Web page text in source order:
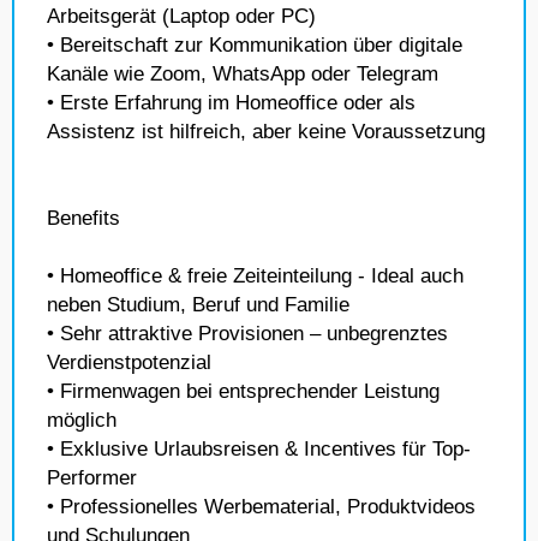
Arbeitsgerät (Laptop oder PC)
• Bereitschaft zur Kommunikation über digitale
Kanäle wie Zoom, WhatsApp oder Telegram
• Erste Erfahrung im Homeoffice oder als
Assistenz ist hilfreich, aber keine Voraussetzung
Benefits
• Homeoffice & freie Zeiteinteilung - Ideal auch
neben Studium, Beruf und Familie
• Sehr attraktive Provisionen – unbegrenztes
Verdienstpotenzial
• Firmenwagen bei entsprechender Leistung
möglich
• Exklusive Urlaubsreisen & Incentives für Top-
Performer
• Professionelles Werbematerial, Produktvideos
und Schulungen